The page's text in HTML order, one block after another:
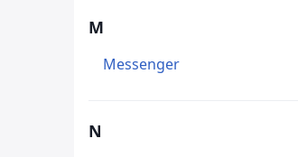
M
Messenger
N